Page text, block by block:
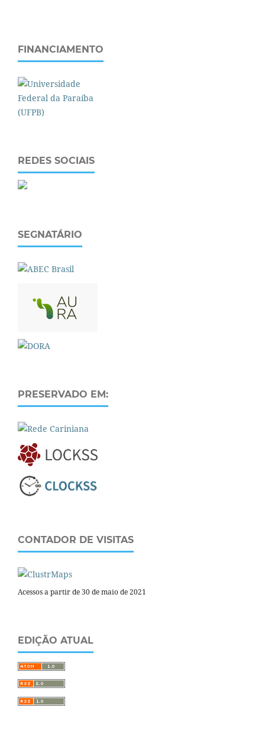
FINANCIAMENTO
REDES SOCIAIS
SEGNATÁRIO
PRESERVADO EM:
CONTADOR DE VISITAS
Acessos a partir de 30 de maio de 2021
EDIÇÃO ATUAL